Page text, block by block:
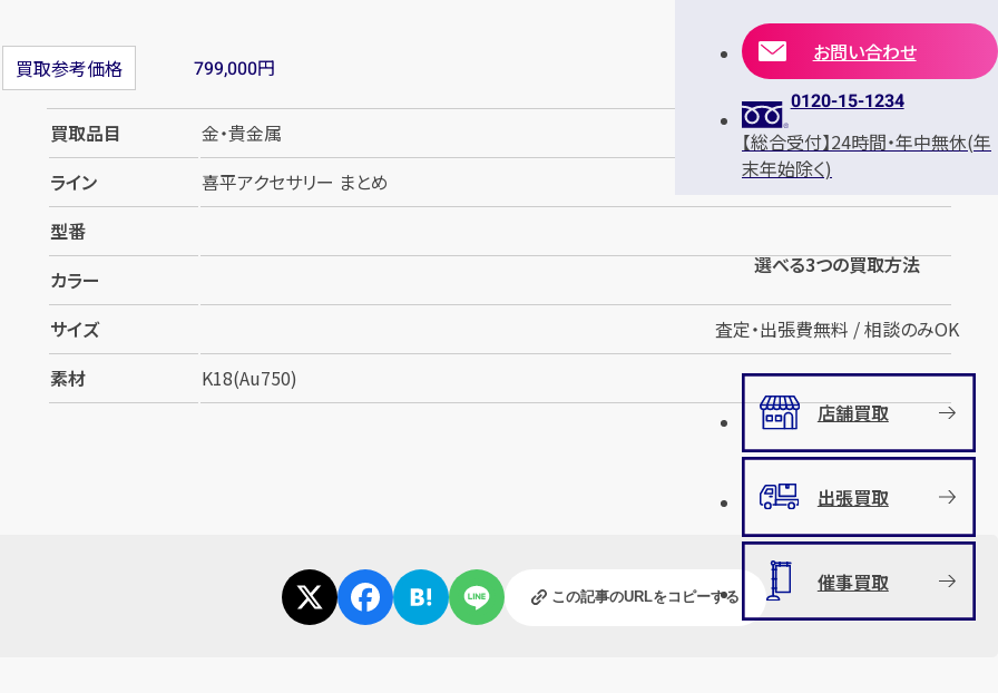
買取参考価格 799,000円
買取品目
金・貴金属
ライン
喜平アクセサリー まとめ
型番
カラー
サイズ
素材
K18(Au750)
この記事のURLをコピーする
お問い合わせ
0120-15-1234
【総合受付】24時間・年中無休(年
末年始除く)
選べる3つの買取方法
査定・出張費無料 / 相談のみOK
店舗買取
出張買取
催事買取